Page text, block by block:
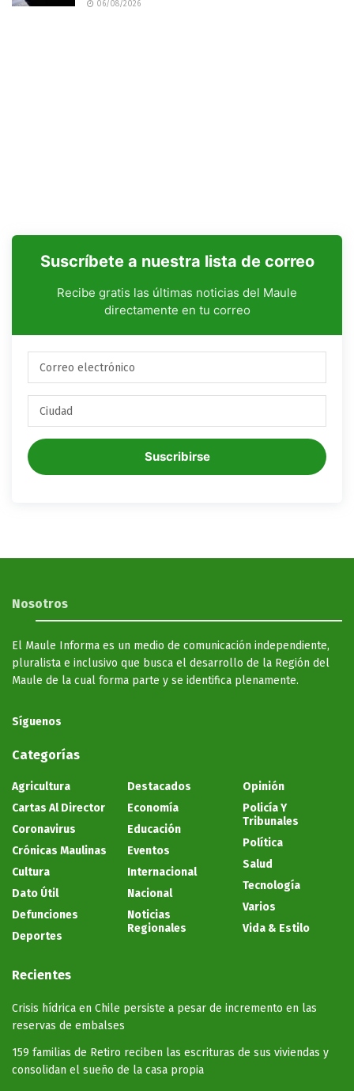
06/08/2026
Suscríbete a nuestra lista de correo
Recibe gratis las últimas noticias del Maule
directamente en tu correo
Suscribirse
Nosotros
El Maule Informa es un medio de comunicación independiente,
pluralista e inclusivo que busca el desarrollo de la Región del
Maule de la cual forma parte y se identifica plenamente.
Síguenos
Categorías
Agricultura
Cartas Al Director
Coronavirus
Crónicas Maulinas
Cultura
Dato Útil
Defunciones
Deportes
Destacados
Economía
Educación
Eventos
Internacional
Nacional
Noticias
Regionales
Opinión
Policía Y
Tribunales
Política
Salud
Tecnología
Varios
Vida & Estilo
Recientes
Crisis hídrica en Chile persiste a pesar de incremento en las
reservas de embalses
159 familias de Retiro reciben las escrituras de sus viviendas y
consolidan el sueño de la casa propia